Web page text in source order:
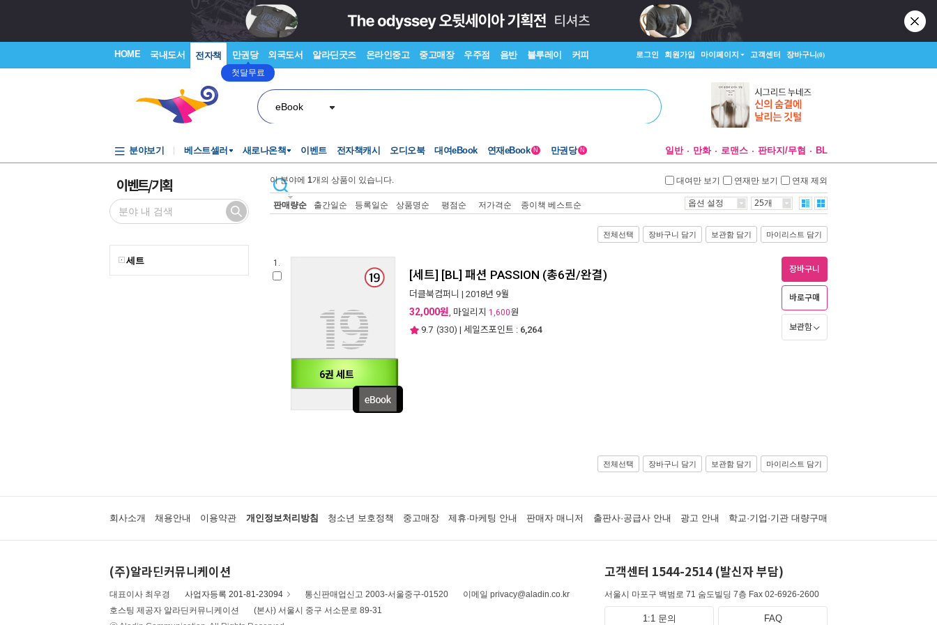
HOME 국내도서 전자책 만권당
첫달무료
외국도서 알라딘굿즈 온라인중고 중고매장 우주점 음반 블루레이 커피 로그인 회원가입 마이페이지 고객센터 장바구니(0)
eBook
분야보기 베스트셀러 새로나온책 이벤트 전자책캐시 오디오북 대여eBook 연재eBook N 만권당 N 일반 만화 로맨스 판타지/무협 BL
이벤트/기획
세트
이 분야에 1개의 상품이 있습니다. 대여만 보기 연재만 보기 연재 제외
판매량순 출간일순 등록일순 상품명순 평점순 저가격순 종이책 베스트순 옵션 설정 25개
전체선택 장바구니 담기 보관함 담기 마이리스트 담기
1.
6권 세트
[세트] [BL] 패션 PASSION (총6권/완결)
더클북컴퍼니 | 2018년 9월
32,000원, 마일리지 1,600원
9.7 (330) | 세일즈포인트 : 6,264
장바구니
바로구매
보관함
전체선택 장바구니 담기 보관함 담기 마이리스트 담기
회사소개 채용안내 이용약관 개인정보처리방침 청소년 보호정책 중고매장 제휴·마케팅 안내 판매자 매니저 출판사·공급사 안내 광고 안내 학교·기업·기관 대량구매
(주)알라딘커뮤니케이션
대표이사 최우경 사업자등록 201-81-23094 통신판매업신고 2003-서울중구-01520
이메일 privacy@aladin.co.kr
호스팅 제공자 알라딘커뮤니케이션
(본사) 서울시 중구 서소문로 89-31
고객센터 1544-2514 (발신자 부담)
서울시 마포구 백범로 71 숨도빌딩 7층 Fax 02-6926-2600
1:1 문의 FAQ